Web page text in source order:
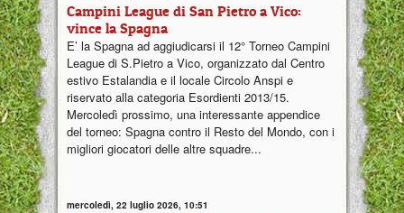
Campini League di San Pietro a Vico:
vince la Spagna
E’ la Spagna ad aggiudicarsi il 12° Torneo Campini
League di S.Pietro a Vico, organizzato dal Centro
estivo Estalandia e il locale Circolo Anspi e
riservato alla categoria Esordienti 2013/15.
Mercoledì prossimo, una interessante appendice
del torneo: Spagna contro il Resto del Mondo, con i
migliori giocatori delle altre squadre...
mercoledì, 22 luglio 2026, 10:51